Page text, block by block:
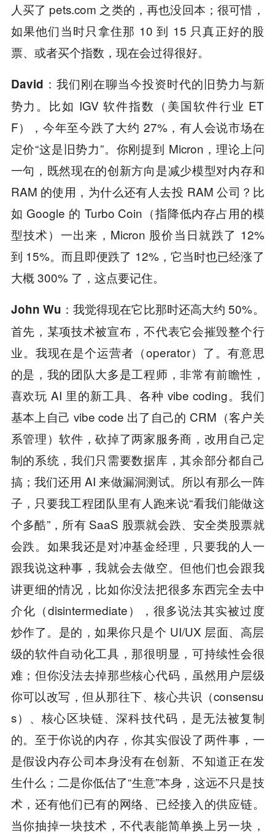
人买了 pets.com 之类的，再也没回本；很可惜，
如果他们当时只拿住那 10 到 15 只真正好的股
票、或者买个指数，现在会过得很好。
David： 我们刚在聊当今投资时代的旧势力与新
势力。比如 IGV 软件指数（美国软件行业 ET
F），今年至今跌了大约 27%，有人会说市场在
定价“这是旧势力”。你刚提到 Micron，理论上问
一句，既然现在的创新方向是减少模型对内存和
RAM 的使用，为什么还有人去投 RAM 公司？比
如 Google 的 Turbo Coin（指降低内存占用的模
型技术）一出来，Micron 股价当日就跌了 12%
到 15%。而且即便跌了 12%，它当时也已经涨了
大概 300% 了，这点要记住。
John Wu： 我觉得现在它比那时还高大约 50%。
首先，某项技术被宣布，不代表它会摧毁整个行
业。我现在是个运营者（operator）了。有意思
的是，我的团队大多是工程师，非常有前瞻性，
喜欢玩 AI 里的新工具、各种 vibe coding。我们
基本上自己 vibe code 出了自己的 CRM（客户关
系管理）软件，砍掉了两家服务商，改用自己定
制的系统，我们只需要数据库，其余部分都自己
搞；我们还用 AI 来做漏洞测试。所以有那么一阵
子，只要我工程团队里有人跑来说“看我们能做这
个多酷”，所有 SaaS 股票就会跌、安全类股票就
会跌。如果我还是对冲基金经理，只要我的人一
跟我说这种事，我就会去做空。但他们也会跟我
讲更细的情况，比如你没法把很多东西完全去中
介化（disintermediate），很多说法其实被过度
炒作了。是的，如果你只是个 UI/UX 层面、高层
级的软件自动化工具，那很明显，可持续性会很
难；但你没法去掉那些核心代码，虽然用户层级
你可以改写，但从那往下、核心共识（consensu
s）、核心区块链、深科技代码，是无法被复制
的。至于你说的内存，你其实假设了两件事，一
是假设内存公司本身没有在创新、不知道正在发
生什么；二是你低估了“生意”本身，这远不只是技
术，还有他们已有的网络、已经接入的供应链。
当你抽掉一块技术，不代表能简单换上另一块，